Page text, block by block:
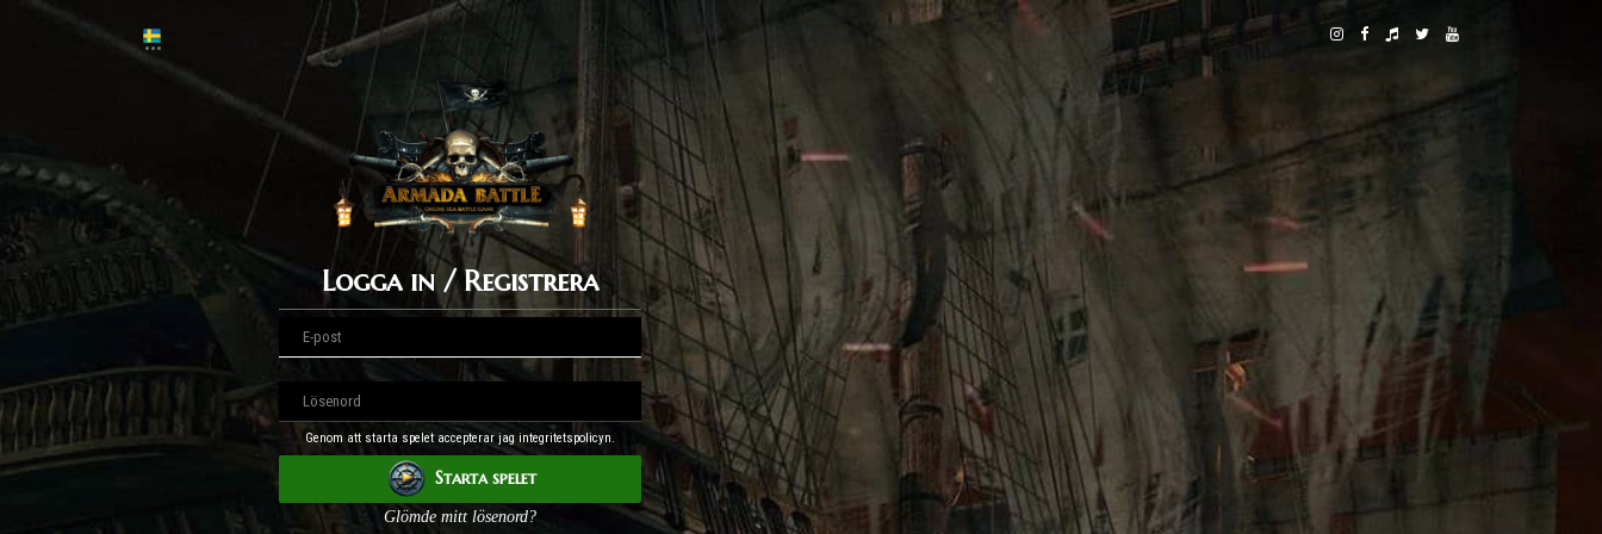
Logga in / Registrera
Genom att starta spelet accepterar jag integritetspolicyn.
Starta spelet
Glömde mitt lösenord?